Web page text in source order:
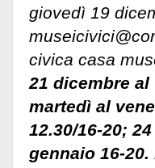
giovedì 19
civica casa
21 dicembre
martedì al
12.30/16-20;
gennaio 16-